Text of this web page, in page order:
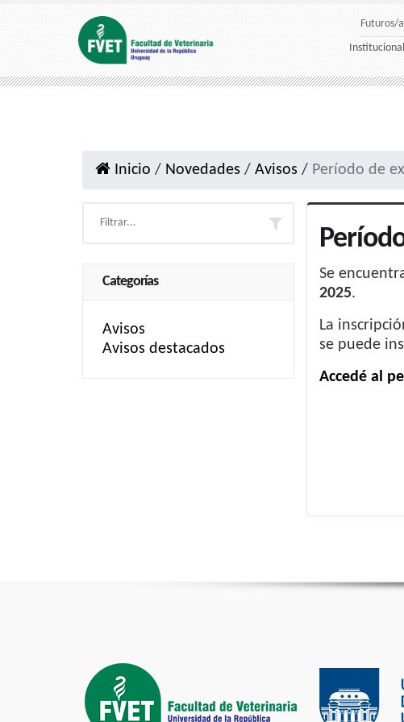
Futuros/
Institucional
Inicio / Novedades / Avisos / Período de
Categorías
Avisos
Avisos destacados
Se
2025.
La
se puede
Accedé al